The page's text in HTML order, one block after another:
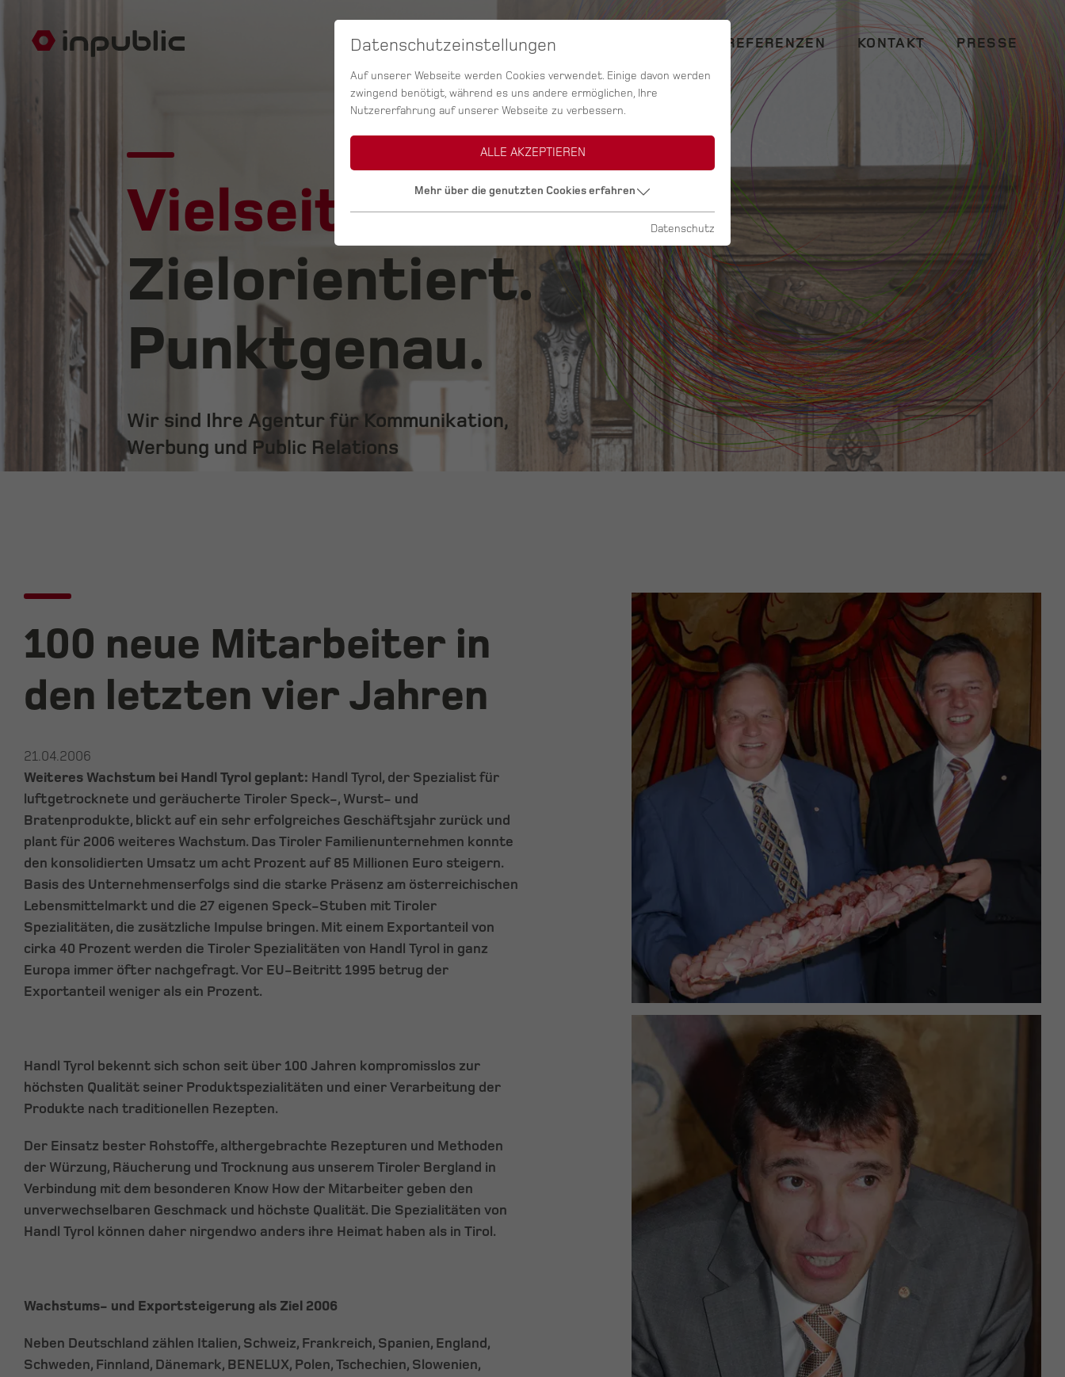
SERVICES AGENTUR REFERENZEN KONTAKT PRESSE
Vielseitig.
Zielorientiert.
Punktgenau.
Wir sind Ihre Agentur für Kommunikation,
Werbung und Public Relations
100 neue Mitarbeiter in
den letzten vier Jahren
21.04.2006
Weiteres Wachstum bei Handl Tyrol geplant: Handl Tyrol, der Spezialist für
luftgetrocknete und geräucherte Tiroler Speck-, Wurst- und
Bratenprodukte, blickt auf ein sehr erfolgreiches Geschäftsjahr zurück und
plant für 2006 weiteres Wachstum. Das Tiroler Familienunternehmen konnte
den konsolidierten Umsatz um acht Prozent auf 85 Millionen Euro steigern.
Basis des Unternehmenserfolgs sind die starke Präsenz am österreichischen
Lebensmittelmarkt und die 27 eigenen Speck-Stuben mit Tiroler
Spezialitäten, die zusätzliche Impulse bringen. Mit einem Exportanteil von
cirka 40 Prozent werden die Tiroler Spezialitäten von Handl Tyrol in ganz
Europa immer öfter nachgefragt. Vor EU-Beitritt 1995 betrug der
Exportanteil weniger als ein Prozent.
Handl Tyrol bekennt sich schon seit über 100 Jahren kompromisslos zur
höchsten Qualität seiner Produktspezialitäten und einer Verarbeitung der
Produkte nach traditionellen Rezepten.
Der Einsatz bester Rohstoffe, althergebrachte Rezepturen und Methoden
der Würzung, Räucherung und Trocknung aus unserem Tiroler Bergland in
Verbindung mit dem besonderen Know How der Mitarbeiter geben den
unverwechselbaren Geschmack und höchste Qualität. Die Spezialitäten von
Handl Tyrol können daher nirgendwo anders ihre Heimat haben als in Tirol.
Wachstums- und Exportsteigerung als Ziel 2006
Neben Deutschland zählen Italien, Schweiz, Frankreich, Spanien, England,
Schweden, Finnland, Dänemark, BENELUX, Polen, Tschechien, Slowenien,
Datenschutzeinstellungen
Auf unserer Webseite werden Cookies verwendet. Einige davon werden
zwingend benötigt, während es uns andere ermöglichen, Ihre
Nutzererfahrung auf unserer Webseite zu verbessern.
ALLE AKZEPTIEREN
Mehr über die genutzten Cookies erfahren
Datenschutz